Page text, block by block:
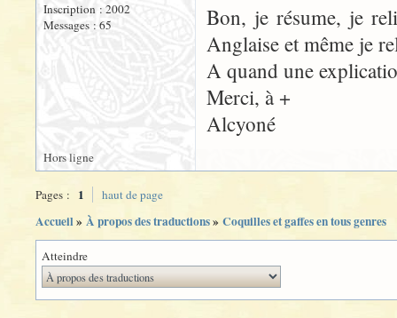
Inscription : 2002
Messages : 65
Bon, je résume, je
Anglaise et même je
A quand une
Merci, à +
Alcyoné
Hors ligne
Pages : 1 haut de page
Accueil» À propos des traductions» Coquilles et gaffes en tous genres
Atteindre